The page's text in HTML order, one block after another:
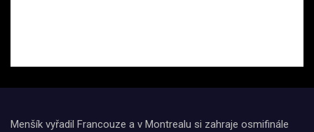
Menšík vyřadil Francouze a v Montrealu si zahraje osmifinále